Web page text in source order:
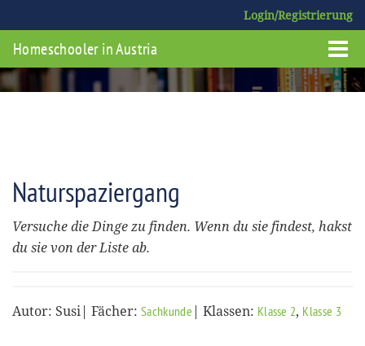
Login/Registrierung
Homeschooler in Austria
Naturspaziergang
Versuche die Dinge zu finden. Wenn du sie findest, hakst
du sie von der Liste ab.
Autor: Susi| Fächer: Sachkunde | Klassen: Klasse 2, Klasse 3